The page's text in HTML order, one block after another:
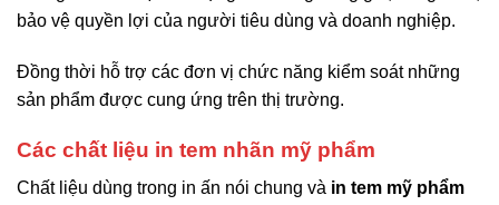
bảo vệ quyền lợi của người tiêu dùng và doanh nghiệp.
Đồng thời hỗ trợ các đơn vị chức năng kiểm soát những
sản phẩm được cung ứng trên thị trường.
Các chất liệu in tem nhãn mỹ phẩm
Chất liệu dùng trong in ấn nói chung và in tem mỹ phẩm